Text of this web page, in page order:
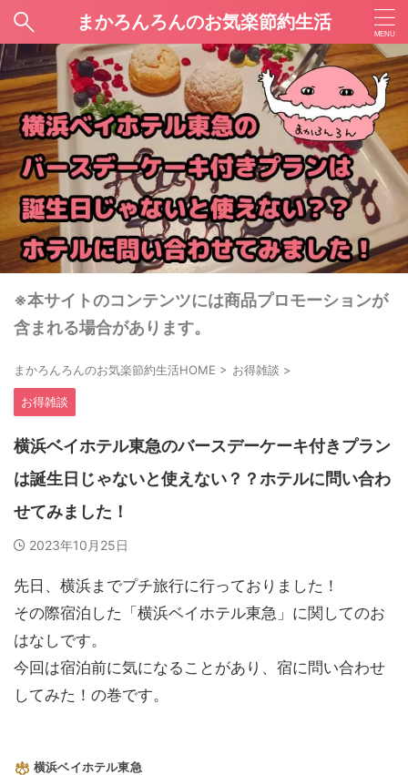
まかろんろんのお気楽節約生活
※本サイトのコンテンツには商品プロモーションが
含まれる場合があります。
まかろんろんのお気楽節約生活HOME > お得雑談 >
お得雑談
横浜ベイホテル東急のバースデーケーキ付きプラン
は誕生日じゃないと使えない？？ホテルに問い合わ
せてみました！
2023年10月25日
先日、横浜までプチ旅行に行っておりました！
その際宿泊した「横浜ベイホテル東急」に関してのお
はなしです。
今回は宿泊前に気になることがあり、宿に問い合わせ
してみた！の巻です。